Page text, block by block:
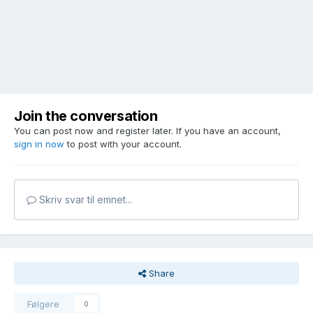
Join the conversation
You can post now and register later. If you have an account,
sign in now to post with your account.
Skriv svar til emnet...
Share
Følgere 0